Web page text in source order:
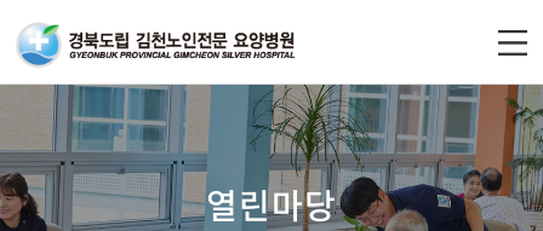
열린마당